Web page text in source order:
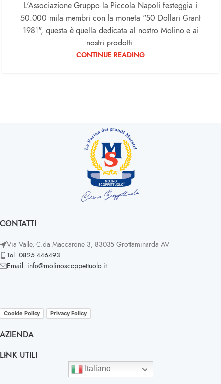
L'Associazione Gruppo la Piccola Napoli festeggia i
50.000 mila membri con la moneta "50 Dollari Grant
1981", questa è quella dedicata al nostro Molino e ai
nostri prodotti.
CONTINUE READING
CONTATTI
Via Valle, C.da Maccarone 3, 83035 Grottaminarda AV
Tel. 0825 446493
Email: info@molinoscoppettuolo.it
Cookie Policy Privacy Policy
AZIENDA
LINK UTILI
Italiano